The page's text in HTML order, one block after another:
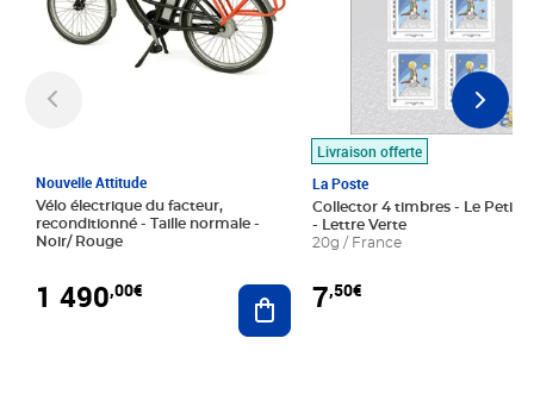
Nouvelle Attitude
Vélo électrique du facteur,
reconditionné - Taille normale -
Noir/ Rouge
1 490,00€ Ajouter au panier
Livraison offerte
La Poste
Collector 4 timbres - Le Petit
- Lettre Verte
20g / France
7,50€